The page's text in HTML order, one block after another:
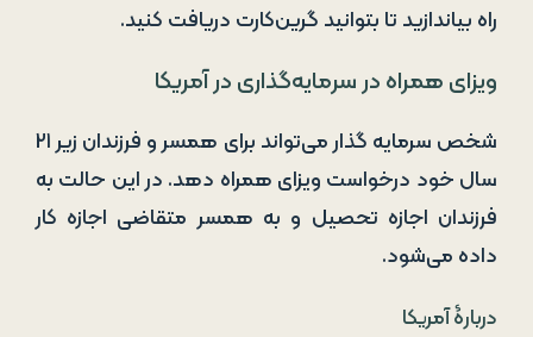
راه ‌بیاندازید تا بتوانید گرین‌کارت دریافت کنید.
ویزای همراه در سرمایه‌گذاری در آمریکا
شخص سرمایه ‌گذار می‌تواند برای همسر و فرزندان زیر ۲۱
سال خود درخواست ویزای همراه دهد. در این حالت به
فرزندان اجازه تحصیل و به همسر متقاضی اجازه کار
داده می‌شود.
دربارۀ آمریکا